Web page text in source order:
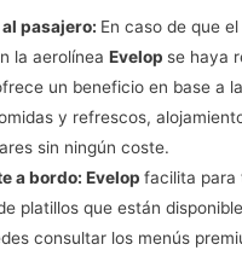
pasajero: En caso de que
la aerolíneaEvelop se haya
un beneficio en base a
y refrescos,
sin ningún coste.
a bordo: Evelopfacilita para
platillos que están
consultar los menús